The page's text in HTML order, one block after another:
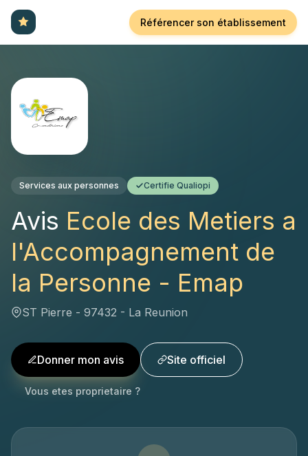
Référencer son établissement
Services aux personnes Certifie Qualiopi
Avis Ecole des Metiers a
l'Accompagnement de
la Personne - Emap
ST Pierre - 97432 - La Reunion
Donner mon avis Site officiel
Vous etes proprietaire ?